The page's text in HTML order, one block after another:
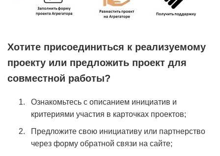
Хотите присоединиться к реализуемому
проекту или предложить проект для
совместной работы?
Ознакомьтесь с описанием инициатив и
критериями участия в карточках проектов;
Предложите свою инициативу или партнерство
через форму обратной связи на сайте;